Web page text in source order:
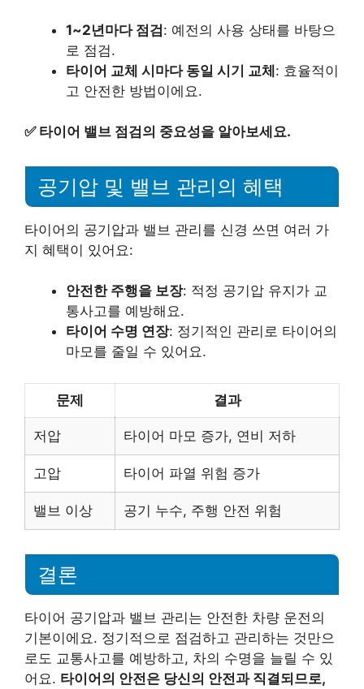
1~2년마다 점검: 예전의 사용 상태를 바탕으
로 점검.
타이어 교체 시마다 동일 시기 교체: 효율적이
고 안전한 방법이에요.
✅ 타이어 밸브 점검의 중요성을 알아보세요.
공기압 및 밸브 관리의 혜택
타이어의 공기압과 밸브 관리를 신경 쓰면 여러 가
지 혜택이 있어요:
안전한 주행을 보장: 적정 공기압 유지가 교
통사고를 예방해요.
타이어 수명 연장: 정기적인 관리로 타이어의
마모를 줄일 수 있어요.
문제 결과
저압 타이어 마모 증가, 연비 저하
고압 타이어 파열 위험 증가
밸브 이상 공기 누수, 주행 안전 위험
결론
타이어 공기압과 밸브 관리는 안전한 차량 운전의
기본이에요. 정기적으로 점검하고 관리하는 것만으
로도 교통사고를 예방하고, 차의 수명을 늘릴 수 있
어요. 타이어의 안전은 당신의 안전과 직결되므로,